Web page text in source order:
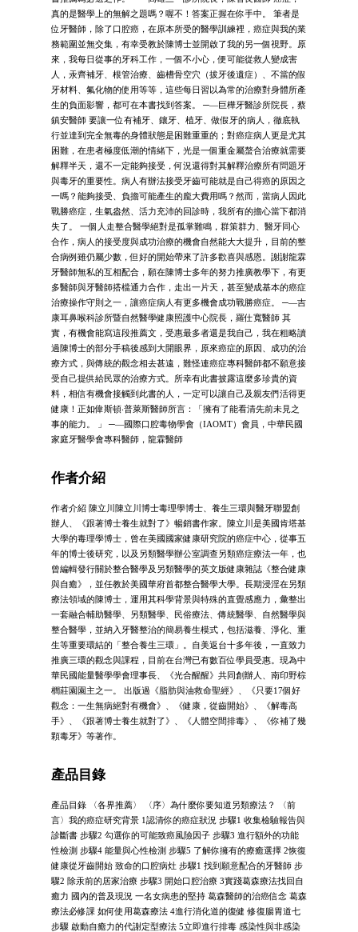
真的是醫學上的無解之題嗎？喔不！答案正握在你手中。 筆者是
位牙醫師，除了口腔癌，在原本所受的醫學訓練裡，癌症與我的業
務範圍並無交集，有幸受教於陳博士並開啟了我的另一個視野。原
來，我每日從事的牙科工作，一個不小心，便可能從救人變成害
人，汞齊補牙、根管治療、齒槽骨空穴（拔牙後遺症）、不當的假
牙材料、氟化物的使用等等，這些每日習以為常的治療對身體所產
生的負面影響，都可在本書找到答案。 ─—巨樺牙醫診所院長，蔡
鎮安醫師 要讓一位有補牙、鑲牙、植牙、做假牙的病人，徹底執
行並達到完全無毒的身體狀態是困難重重的；對癌症病人更是尤其
困難，在患者極度低潮的情緒下，光是一個重金屬螯合治療就需要
解釋半天，還不一定能夠接受，何況還得對其解釋治療所有問題牙
與毒牙的重要性。病人有辦法接受牙齒可能就是自己得癌的原因之
一嗎？能夠接受、負擔可能產生的龐大費用嗎？然而，當病人因此
戰勝癌症，生氣盎然、活力充沛的回診時，我所有的擔心當下都消
失了。 一個人走整合醫學絕對是孤掌難鳴，群策群力、醫牙同心
合作，病人的接受度與成功治療的機會自然能大大提升，目前的整
合病例雖仍屬少數，但好的開始帶來了許多歡喜與感恩。謝謝龍霖
牙醫師無私的互相配合，願在陳博士多年的努力推廣教學下，有更
多醫師與牙醫師搭檔通力合作，走出一片天，甚至變成基本的癌症
治療操作守則之一，讓癌症病人有更多機會成功戰勝癌症。 ─—吉
康耳鼻喉科診所暨自然醫學健康照護中心院長，羅仕寬醫師 其
實，有機會能寫這段推薦文，受惠最多者還是我自己，我在粗略讀
過陳博士的部分手稿後感到大開眼界，原來癌症的原因、成功的治
療方式，與傳統的觀念相去甚遠，難怪連癌症專科醫師都不願意接
受自己提供給民眾的治療方式。所幸有此書披露這麼多珍貴的資
料，相信有機會接觸到此書的人，一定可以讓自己及親友們活得更
健康！正如偉斯頓‧普萊斯醫師所言：「擁有了能看清先前未見之
事的能力。 」 ─—國際口腔毒物學會（IAOMT）會員，中華民國
家庭牙醫學會專科醫師，龍霖醫師
作者介紹
作者介紹 陳立川陳立川博士毒理學博士、養生三環與醫牙聯盟創
辦人、《跟著博士養生就對了》暢銷書作家。陳立川是美國肯塔基
大學的毒理學博士，曾在美國國家健康研究院的癌症中心，從事五
年的博士後研究，以及另類醫學辦公室調查另類癌症療法一年，也
曾編輯發行關於整合醫學及另類醫學的英文版健康雜誌《整合健康
與自癒》，並任教於美國華府首都整合醫學大學。長期浸淫在另類
療法領域的陳博士，運用其科學背景與特殊的直覺感應力，彙整出
一套融合輔助醫學、另類醫學、民俗療法、傳統醫學、自然醫學與
整合醫學，並納入牙醫整治的簡易養生模式，包括滋養、淨化、重
生等重要環結的「整合養生三環」。自美返台十多年後，一直致力
推廣三環的觀念與課程，目前在台灣已有數百位學員受惠。現為中
華民國能量醫學學會理事長、《光合醒醒》共同創辦人、南印野棕
櫚莊園園主之一。 出版過《脂肪與油救命聖經》、《只要17個好
觀念：一生無病絕對有機會》、《健康，從齒開始》、《解毒高
手》、《跟著博士養生就對了》、《人體空間排毒》、《你補了幾
顆毒牙》等著作。
產品目錄
產品目錄 〈各界推薦〉 〈序〉為什麼你要知道另類療法？ 〈前
言〉我的癌症研究背景 1認清你的癌症狀況 步驟1 收集檢驗報告與
診斷書 步驟2 勾選你的可能致癌風險因子 步驟3 進行額外的功能
性檢測 步驟4 能量與心性檢測 步驟5 了解你擁有的療癒選擇 2恢復
健康從牙齒開始 致命的口腔病灶 步驟1 找到願意配合的牙醫師 步
驟2 除汞前的居家治療 步驟3 開始口腔治療 3實踐葛森療法找回自
癒力 國內的普及現況 一名女病患的堅持 葛森醫師的治癌信念 葛森
療法必修課 如何使用葛森療法 4進行消化道的復健 修復腸胃道七
步驟 啟動自癒力的代謝定型療法 5立即進行排毒 感染性與非感染